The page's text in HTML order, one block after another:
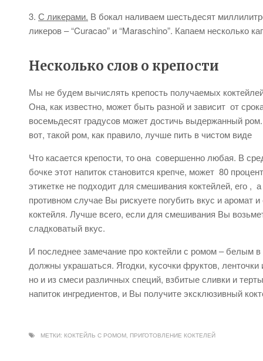
3. С ликерами. В бокал наливаем шестьдесят
ликеров – “Curacao” и “Maraschino”. Капаем несколько
Несколько слов о крепости
Мы не будем вычислять крепость получаемых
Она, как известно, может быть разной и зависит от
восемьдесят градусов может достичь выдержанный
вот, такой ром, как правило, лучше пить в чистом виде
Что касается крепости, то она совершенно любая. В
бочке этот напиток становится крепче, может 80
этикетке не подходит для смешивания коктейлей, его ,
противном случае Вы рискуете погубить вкус и аромат и
коктейля. Лучше всего, если для смешивания Вы
сладковатый вкус.
И последнее замечание про коктейли с ромом – белым
должны украшаться. Ягодки, кусочки фруктов,
но и из смеси различных специй, взбитые сливки и
напиток ингредиентов, и Вы получите эксклюзивный
МЕТКИ: КОКТЕЙЛЬ С РОМОМ, ПРИГОТОВЛЕНИЕ КОКТЕЛЕЙ